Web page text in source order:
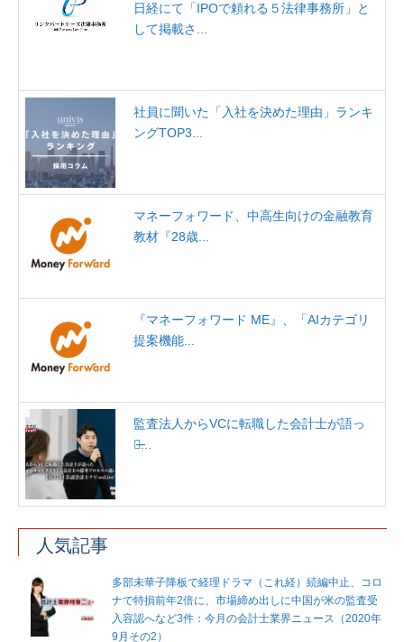
日経にて「IPOで頼れる５法律事務所」と
して掲載さ...
社員に聞いた「入社を決めた理由」ランキ
ングTOP3...
マネーフォワード、中高生向けの金融教育
教材『28歳...
『マネーフォワード ME』、「AIカテゴリ
提案機能...
監査法人からVCに転職した会計士が語っ
た̶...
人気記事
多部未華子降板で経理ドラマ（これ経）続編中止、コロ
ナで特損前年2倍に、市場締め出しに中国が米の監査受
入容認へなど3件：今月の会計士業界ニュース（2020年
9月その2）